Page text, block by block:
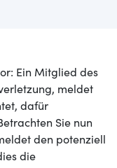
Ein Mitglied des
meldet
dafür
Sie nun
den potenziell
die